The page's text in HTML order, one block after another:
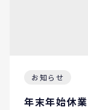
お知らせ
年末年始休